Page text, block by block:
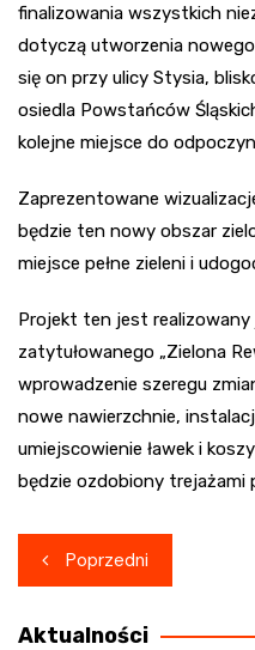
finalizowania wszystkich
dotyczą utworzenia
się on przy ulicy Stysia,
osiedla Powstańców
kolejne miejsce do
Zaprezentowane
będzie ten nowy obszar
miejsce pełne zieleni i
Projekt ten jest
zatytułowanego „Zielona
wprowadzenie szeregu
nowe nawierzchnie,
umiejscowienie ławek i
będzie ozdobiony trejażami
Nawigacja
wpisu
Poprzedni
Aktualności